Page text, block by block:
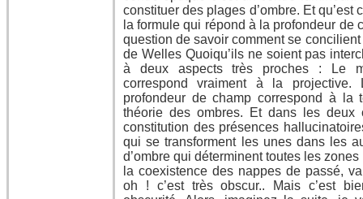
constituer des plages d’ombre. Et qu’est
la formule qui répond à la profondeur de
question de savoir comment se
de Welles Quoiqu’ils ne soient pas
à deux aspects très proches : Le
correspond vraiment à la projective.
profondeur de champ correspond à la
théorie des ombres. Et dans les deux
constitution des présences
qui se transforment les unes dans les
d’ombre qui déterminent toutes les
la coexistence des nappes de passé,
oh ! c’est très obscur.. Mais c’est